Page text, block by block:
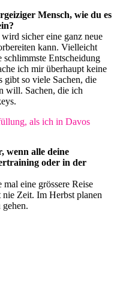
Mensch, wie du es
sicher eine ganz neue
kann. Vielleicht
schlimmste Entscheidung
ich mir überhaupt keine
gibt so viele Sachen, die
will. Sachen, die ich
als ich in Davos
wenn alle deine
oder in der
eine grössere Reise
Zeit. Im Herbst planen